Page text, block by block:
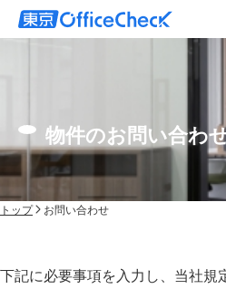
物件のお問い合わ
トップ お問い合わせ
下記に必要事項を入力し、当社規